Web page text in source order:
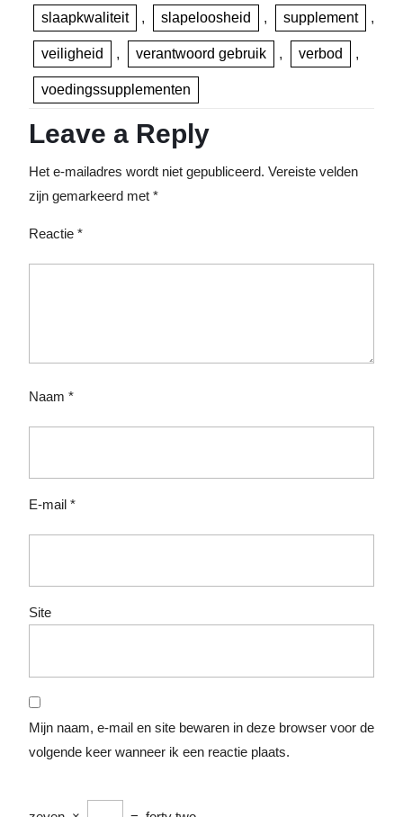
slaapkwaliteit , slapeloosheid , supplement ,
veiligheid , verantwoord gebruik , verbod ,
voedingssupplementen
Leave a Reply
Het e-mailadres wordt niet gepubliceerd. Vereiste velden
zijn gemarkeerd met *
Reactie *
Naam *
E-mail *
Site
Mijn naam, e-mail en site bewaren in deze browser voor de
volgende keer wanneer ik een reactie plaats.